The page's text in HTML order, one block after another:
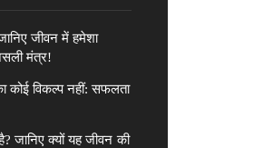
जीवन में हमेशा
मंत्र!
कोई विकल्प नहीं: सफलता
जानिए क्यों यह जीवन की